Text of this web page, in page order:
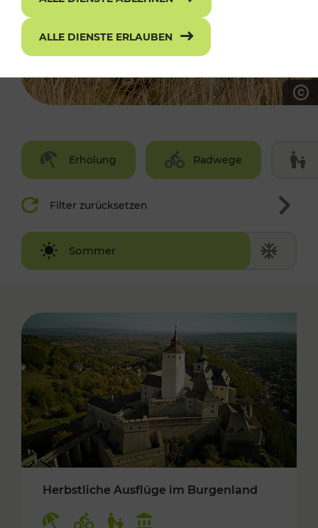
Erholung Radwege
Filter zurücksetzen
Sommer
Winter
Herbstliche Ausflüge im Burgenland
ALLE DIENSTE ERLAUBEN